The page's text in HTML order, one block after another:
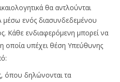
θα αντλούνται
μέσω ενός διασυνδεδεμένου
Κάθε ενδιαφερόμενη μπορεί να
οποία υπέχει θέση Υπεύθυνης
όπου δηλώνονται τα